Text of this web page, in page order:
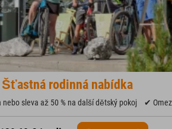
Šťastná rodinná nabídka
sleva až 50 % na další dětský pokoj ✔